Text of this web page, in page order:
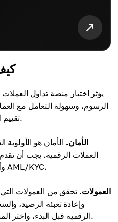
يؤثر اختيار منصة تداول
الرسوم، وسهولة التعامل مع
تقييم المنصة وفقًا لعدة معايير أساسية.
1. الأمان. الأمان هو
العملات الرقمية. يجب أن تقدم
وأن تتبع قواعد واضحة للتعامل مع AML/KYC.
2. العمولات. تحقق من العمولات
وإعادة تعبئة الرصيد،
الرقمية قبل البدء، واختر المنصة التي تناسب إمكاناتك المالية.